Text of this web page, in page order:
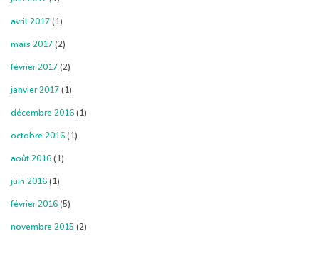
avril 2017(1)
mars 2017(2)
février 2017(2)
janvier 2017(1)
décembre 2016(1)
octobre 2016(1)
août 2016(1)
juin 2016(1)
février 2016(5)
novembre 2015 (2)